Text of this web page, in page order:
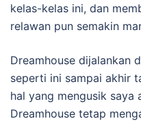
kelas-kelas ini, dan
relawan pun semakin
Dreamhouse dijalankan
seperti ini sampai akhir
hal yang mengusik saya
Dreamhouse tetap